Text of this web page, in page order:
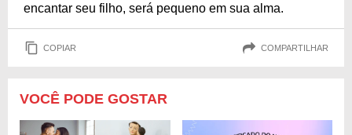
encantar seu filho, será pequeno em sua alma.
COPIAR COMPARTILHAR
VOCÊ PODE GOSTAR